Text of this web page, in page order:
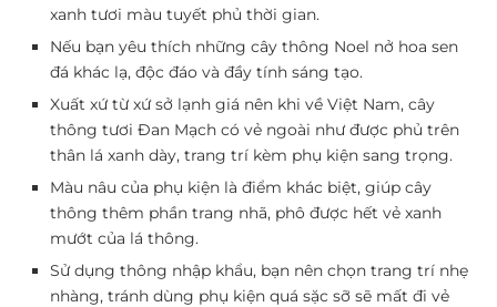
xanh tươi màu tuyết phủ thời gian.
Nếu bạn yêu thích những cây thông Noel nở hoa sen
đá khác lạ, độc đáo và đầy tính sáng tạo.
Xuất xứ từ xứ sở lạnh giá nên khi về Việt Nam, cây
thông tươi Đan Mạch có vẻ ngoài như được phủ trên
thân lá xanh dày, trang trí kèm phụ kiện sang trọng.
Màu nâu của phụ kiện là điểm khác biệt, giúp cây
thông thêm phần trang nhã, phô được hết vẻ xanh
mướt của lá thông.
Sử dụng thông nhập khẩu, bạn nên chọn trang trí nhẹ
nhàng, tránh dùng phụ kiện quá sặc sỡ sẽ mất đi vẻ